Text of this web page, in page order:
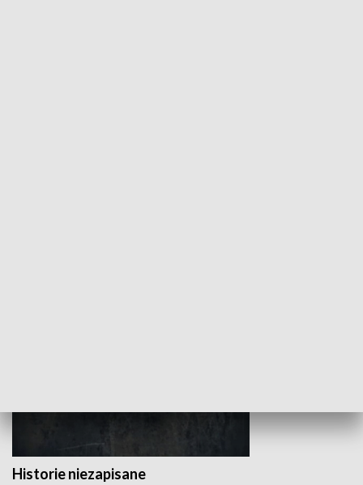
Historie niezapisane